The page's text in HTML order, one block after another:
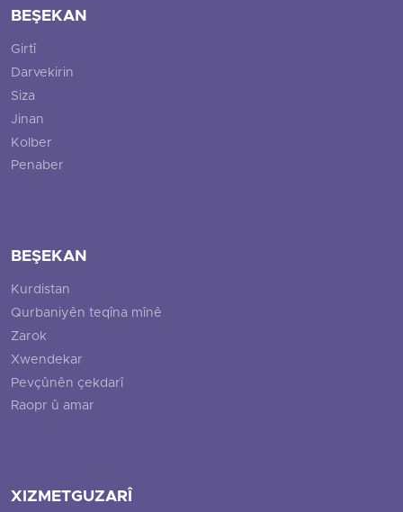
BEŞEKAN
Girtî
Darvekirin
Siza
Jinan
Kolber
Penaber
BEŞEKAN
Kurdistan
Qurbaniyên teqîna mînê
Zarok
Xwendekar
Pevçûnên çekdarî
Raopr û amar
XIZMETGUZARÎ